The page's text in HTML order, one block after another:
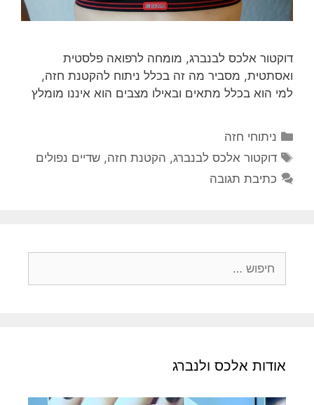
דוקטור אלכס לבנברג, מומחה לרפואה פלסטית
ואסתטית, מסביר מה זה בכלל ניתוח להקטנת חזה,
למי הוא בכלל מתאים ובאילו מצבים הוא איננו מומלץ
קטגוריות
ניתוחי חזה
תגיות
דוקטור אלכס לבנברג, הקטנת חזה,שדיים נפולים
כתיבת תגובה
אודות אלכס ולנברג